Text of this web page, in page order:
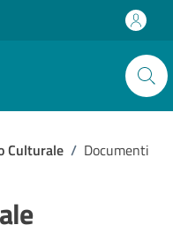
Culturale / Documenti